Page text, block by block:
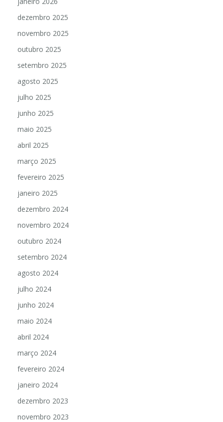
dezembro 2025
novembro 2025
outubro 2025
setembro 2025
agosto 2025
julho 2025
junho 2025
maio 2025
abril 2025
março 2025
fevereiro 2025
janeiro 2025
dezembro 2024
novembro 2024
outubro 2024
setembro 2024
agosto 2024
julho 2024
junho 2024
maio 2024
abril 2024
março 2024
fevereiro 2024
janeiro 2024
dezembro 2023
novembro 2023